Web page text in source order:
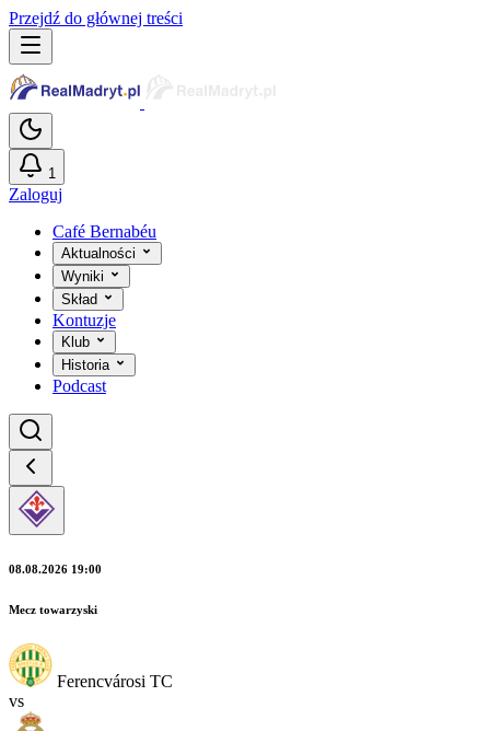
Przejdź do głównej treści
1
Zaloguj
Café Bernabéu
Aktualności
Wyniki
Skład
Kontuzje
Klub
Historia
Podcast
08.08.2026 19:00
Mecz towarzyski
Ferencvárosi TC
vs